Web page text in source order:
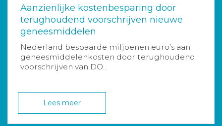
Aanzienlijke kostenbesparing door
terughoudend voorschrijven nieuwe
geneesmiddelen
Nederland bespaarde miljoenen euro’s aan
geneesmiddelenkosten door terughoudend
voorschrijven van DO...
Lees meer